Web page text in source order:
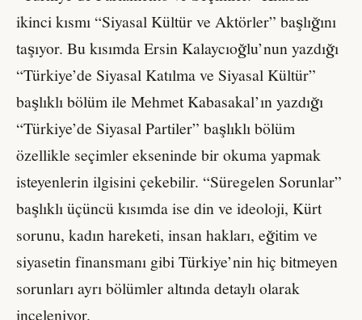
ikinci kısmı “Siyasal Kültür ve Aktörler” başlığını
taşıyor. Bu kısımda Ersin Kalaycıoğlu’nun yazdığı
“Türkiye’de Siyasal Katılma ve Siyasal Kültür”
başlıklı bölüm ile Mehmet Kabasakal’ın yazdığı
“Türkiye’de Siyasal Partiler” başlıklı bölüm
özellikle seçimler ekseninde bir okuma yapmak
isteyenlerin ilgisini çekebilir. “Süregelen Sorunlar”
başlıklı üçüncü kısımda ise din ve ideoloji, Kürt
sorunu, kadın hareketi, insan hakları, eğitim ve
siyasetin finansmanı gibi Türkiye’nin hiç bitmeyen
sorunları ayrı bölümler altında detaylı olarak
inceleniyor.